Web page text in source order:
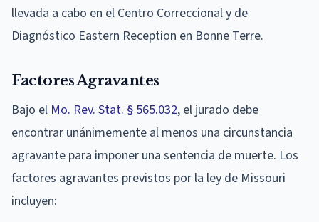
llevada a cabo en el Centro Correccional y de
Diagnóstico Eastern Reception en Bonne Terre.
Factores Agravantes
Bajo el Mo. Rev. Stat. § 565.032, el jurado debe
encontrar unánimemente al menos una circunstancia
agravante para imponer una sentencia de muerte. Los
factores agravantes previstos por la ley de Missouri
incluyen: